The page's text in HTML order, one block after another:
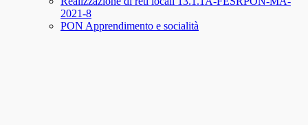
2021-8
PON Apprendimento e socialità